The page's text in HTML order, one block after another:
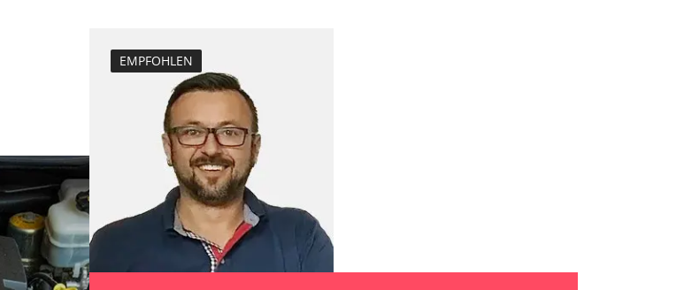
Grundeinstellung
Injektoren einstellen
Kodierung der Reifendruckvariante
Lamdasonde anlernen
Scheinwerfereinstellung
Servicerückstellung
Turbolader Adaptionswerte zurücksetzen
Zurücksetzen der AGR Adaptionswerte
EMPFOHLEN